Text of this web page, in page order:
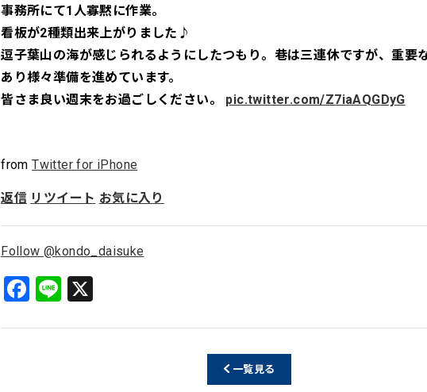
事務所にて1人寡黙に作業。
看板が2種類出来上がりました♪
逗子葉山の海が感じられるようにしたつもり。巷は三連休ですが、重要
あり様々準備を進めています。
皆さま良い週末をお過ごしください。 pic.twitter.com/Z7iaAQGDyG
fromTwitter for iPhone
返信 リツイート お気に入り
Follow @kondo_daisuke
F
a
c
Li
n
e
一覧見る